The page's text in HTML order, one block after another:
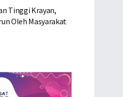
Tinggi Krayan,
Oleh Masyarakat